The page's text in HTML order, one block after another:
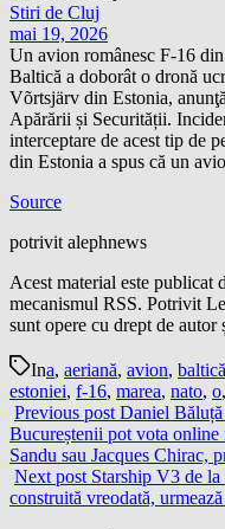
Stiri de Cluj
mai 19, 2026
Un avion românesc F-16
Baltică a doborât o dronă
Võrtsjärv din Estonia,
Apărării și Securității.
interceptare de acest tip de
din Estonia a spus că un
Source
potrivit alephnews
Acest material este publicat
mecanismul RSS. Potrivit
sunt opere cu drept de autor
Ina, aeriană, avion,
estoniei, f-16, marea, nato, o,
Previous post Daniel
Bucureștenii pot vota
Sandu sau Jacques Chirac,
Next post Starship V3 de la
construită vreodată,